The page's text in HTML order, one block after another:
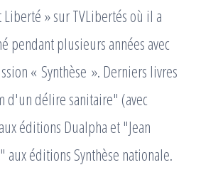
Liberté » sur TVLibertés où il a
pendant plusieurs années avec
« Synthèse ». Derniers livres
d'un délire sanitaire" (avec
éditions Dualpha et "Jean
éditions Synthèse nationale.